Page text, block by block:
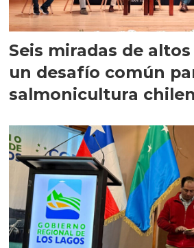
Seis miradas de
un desafío común
salmonicultura